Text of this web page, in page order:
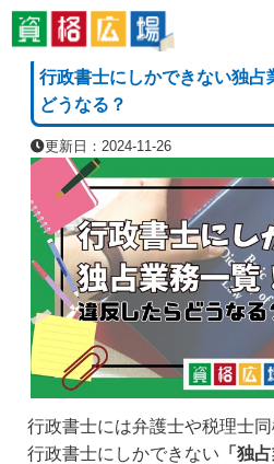
資格広場≫ 司法・法律系≫ 行政書士にしか
[PR]
行政書士にしかできない独占
どうなる？
更新日：2024-11-26
行政書士には弁護士や税理士
行政書士にしかできない 「独